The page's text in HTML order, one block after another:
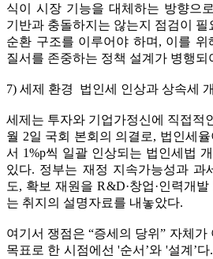
식이 시장 기능을 대체하는 방향으
기반과 충돌하지는 않는지 점검이 필
순환 구조를 이루어야 하며, 이를 위
질서를 존중하는 정책 설계가 병행되
7) 세제 환경 법인세 인상과 상속세
세제는 투자와 기업가정신에 직접적
월 2일 국회 본회의 의결로, 법인세
서 1%p씩 일괄 인상되는 법인세법
있다. 정부는 재정 지속가능성과 과
도, 확보 재원을 R&D·창업·인력개
는 취지의 설명자료를 내놓았다.
여기서 쟁점은 “증세의 당위” 자체가
목표로 한 시점에선 '순서’와 '설계’